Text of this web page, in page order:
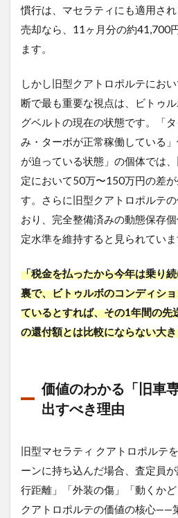
慣行は、マセラティにも適用さ
売却なら、11ヶ月分の約41,700
ます。
しかし旧型クアトロポルテにお
断で最も重要な視点は、ビトゥ
グベルトの現在の状態です。「
み・ターボが正常稼働している
が迫っている状態」の個体では
定において50万〜150万円の差
す。さらに旧型クアトロポルテ
おり、完全整備済みの動態保存
定水準を維持すると見られていま
「税金を払ったから今年は乗り
裏で、ビトゥルボのコンディシ
ているとすれば、その1年間の先
の還付額とは比較にならない大
価値のわかる「旧車
出すべき理由
旧型マセラティ クアトロポルテ
ーンに持ち込んだ場合、査定員
行距離」「外装の傷」「動くか
クアトロポルテの価値の核心——